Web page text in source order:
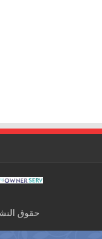
Website Designed and Developed by
حقوق